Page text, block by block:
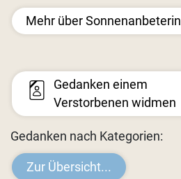
Mehr über Sonnenanbeterin
Gedanken einem
Verstorbenen widmen
Gedanken nach Kategorien:
Zur Übersicht...